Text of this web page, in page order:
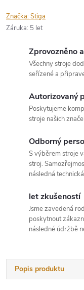
Značka:Stiga
Záruka: 5 let
Zprovozněno
Všechny stroje
seřízené a
Autorizovaný
Poskytujeme
stroje našich
Odborný
S výběrem stroje
stroj.
následná
let zkušeností
Jsme zavedená
poskytnout
následné údržbě
Popis produktu